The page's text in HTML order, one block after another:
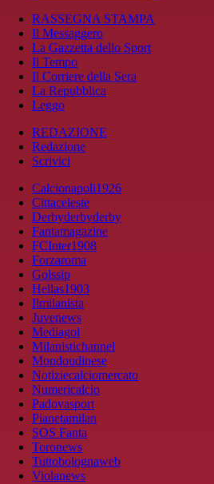
RASSEGNA STAMPA
Il Messaggero
La Gazzetta dello Sport
Il Tempo
Il Corriere della Sera
La Repubblica
Leggo
REDAZIONE
Redazione
Scrivici
Calcionapoli1926
Cittaceleste
Derbyderbyderby
Fantamagazine
FCInter1908
Forzaroma
Golssip
Hellas1903
Ilmilanista
Juvenews
Mediagol
Milanistichannel
Mondoudinese
Notiziecalciomercato
Numericalcio
Padovasport
Pianetamilan
SOS Fanta
Toronews
Tuttobolognaweb
Violanews